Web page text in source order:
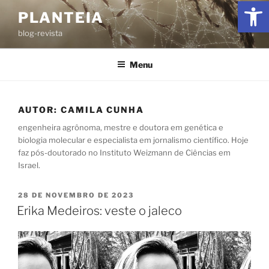
PLANTEIA
blog-revista
Menu
AUTOR: CAMILA CUNHA
engenheira agrônoma, mestre e doutora em genética e
biologia molecular e especialista em jornalismo científico. Hoje
faz pós-doutorado no Instituto Weizmann de Ciências em
Israel.
28 DE NOVEMBRO DE 2023
Erika Medeiros: veste o jaleco